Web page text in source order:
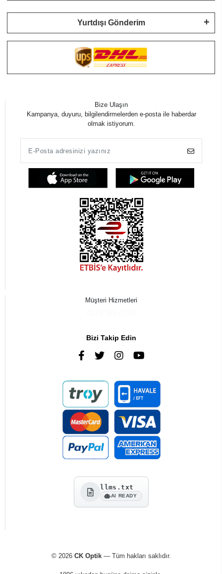
Yurtdışı Gönderim
Bize Ulaşın
Kampanya, duyuru, bilgilendirmelerden e-posta ile haberdar
olmak istiyorum.
Müşteri Hizmetleri
Bizi Takip Edin
llms.txt
AI READY
© 2026 CK Optik— Tüm hakları saklıdır.